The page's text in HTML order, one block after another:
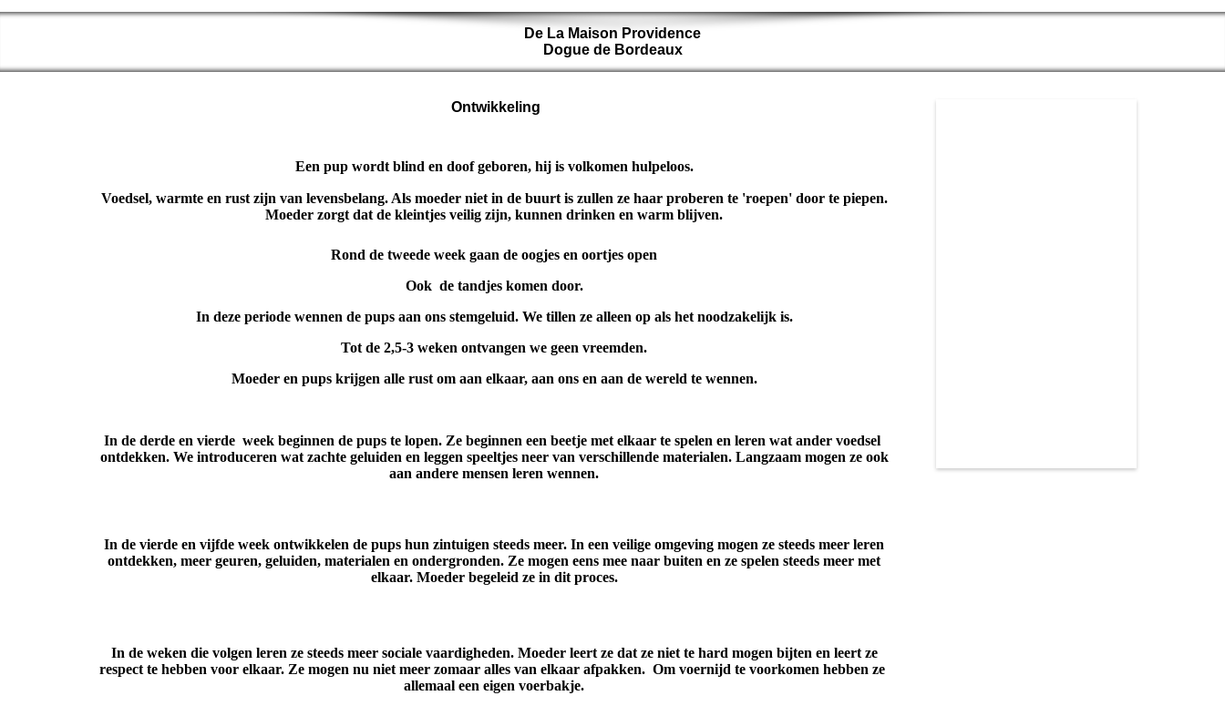
De La Maison Providence
Dogue de Bordeaux
Ontwikkeling
Een pup wordt blind en doof geboren, hij is volkomen hulpeloos.
Voedsel, warmte en rust zijn van levensbelang. Als moeder niet in de buurt is zullen ze haar proberen te 'roepen' door te piepen.
Moeder zorgt dat de kleintjes veilig zijn, kunnen drinken en warm blijven.
Rond de tweede week gaan de oogjes en oortjes open
Ook de tandjes komen door.
In deze periode wennen de pups aan ons stemgeluid. We tillen ze alleen op als het noodzakelijk is.
Tot de 2,5-3 weken ontvangen we geen vreemden.
Moeder en pups krijgen alle rust om aan elkaar, aan ons en aan de wereld te wennen.
In de derde en vierde week beginnen de pups te lopen. Ze beginnen een beetje met elkaar te spelen en leren wat ander voedsel
ontdekken. We introduceren wat zachte geluiden en leggen speeltjes neer van verschillende materialen. Langzaam mogen ze ook
aan andere mensen leren wennen.
In de vierde en vijfde week ontwikkelen de pups hun zintuigen steeds meer. In een veilige omgeving mogen ze steeds meer leren
ontdekken, meer geuren, geluiden, materialen en ondergronden. Ze mogen eens mee naar buiten en ze spelen steeds meer met
elkaar. Moeder begeleid ze in dit proces.
In de weken die volgen leren ze steeds meer sociale vaardigheden. Moeder leert ze dat ze niet te hard mogen bijten en leert ze
respect te hebben voor elkaar. Ze mogen nu niet meer zomaar alles van elkaar afpakken. Om voernijd te voorkomen hebben ze
allemaal een eigen voerbakje.